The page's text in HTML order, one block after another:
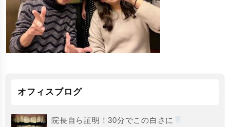
オフィスブログ
院長自ら証明！30分でこの白さに